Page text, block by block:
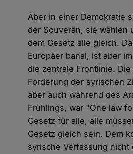
Aber in einer Demokratie
der Souverän, sie wählen
dem Gesetz alle gleich.
Europäer banal, ist aber
die zentrale Frontlinie.
Forderung der syrischen
aber auch während des
Frühlings, war "One law
Gesetz für alle, alle
Gesetz gleich sein. Dem
syrische Verfassung nicht